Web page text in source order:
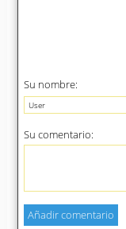
Su nombre:
Su comentario: